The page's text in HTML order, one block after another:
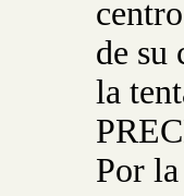
de su
la
Por